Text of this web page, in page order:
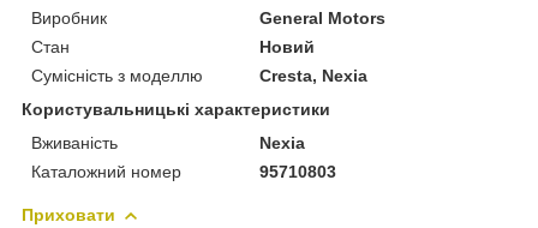
Виробник
General Motors
Стан
Новий
Сумісність з моделлю
Cresta, Nexia
Користувальницькі характеристики
Вживаність
Nexia
Каталожний номер
95710803
Приховати